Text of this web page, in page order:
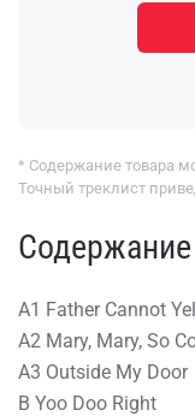
* Содержание товара
Точный треклист
Содержание
A1 Father Cannot
A2 Mary, Mary, So
A3 Outside My Door
B Yoo Doo Right